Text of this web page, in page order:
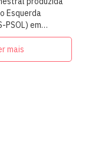
Esquerda
PSOL) em
intelectuais,
mais